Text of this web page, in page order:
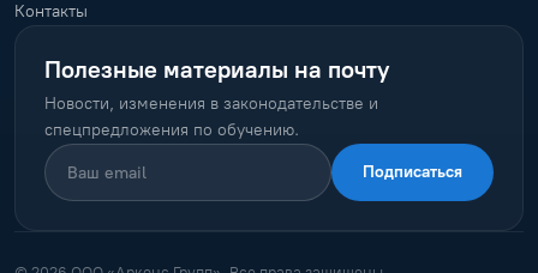
Контакты
Полезные материалы на почту
Новости, изменения в законодательстве и
спецпредложения по обучению.
Подписаться